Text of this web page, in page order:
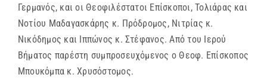
Γερμανός, και οι Θεοφιλέστατοι Επίσκοποι, Τολιάρας και
Νοτίου Μαδαγασκάρης κ. Πρόδρομος, Νιτρίας κ.
Νικόδημος και Ιππώνος κ. Στέφανος. Από του Ιερού
Βήματος παρέστη συμπροσευχόμενος ο Θεοφ. Επίσκοπος
Μπουκόμπα κ. Χρυσόστομος.